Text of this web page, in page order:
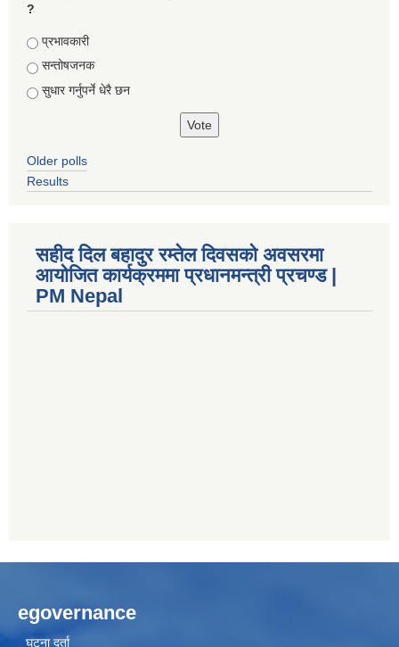
?
Choices
प्रभावकारी
सन्तोषजनक
सुधार गर्नुपर्ने धेरै छन
Older polls
Results
सहीद दिल बहादुर रम्तेल दिवसको अवसरमा
आयोजित कार्यक्रममा प्रधानमन्त्री प्रचण्ड |
PM Nepal
egovernance
घटना दर्ता